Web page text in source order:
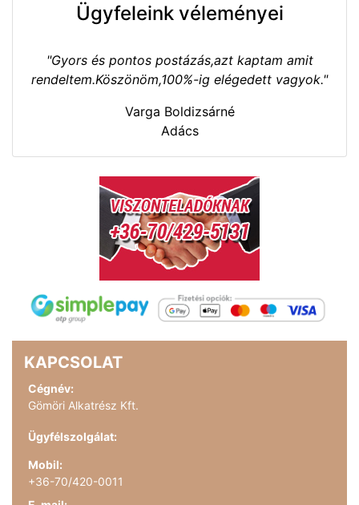
Ügyfeleink véleményei
"Gyors és pontos postázás,azt kaptam amit
rendeltem.Köszönöm,100%-ig elégedett vagyok."
Varga Boldizsárné
Adács
KAPCSOLAT
Cégnév:
Gömöri Alkatrész Kft.
Ügyfélszolgálat:
Mobil:
+36-70/420-0011